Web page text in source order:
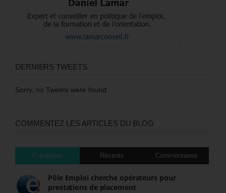
DERNIERS TWEETS
Sorry, no Tweets were found.
COMMENTEZ LES ARTICLES DU BLOG
Populaires Récents Commentaires
Pôle Emploi cherche opérateurs pour
prestations de placement